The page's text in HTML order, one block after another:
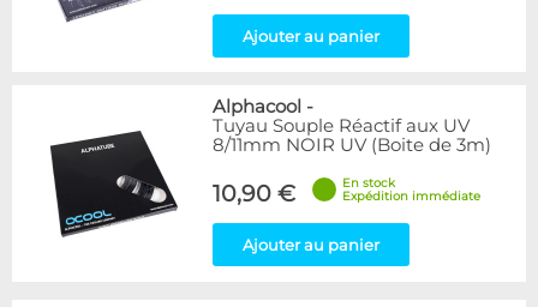
Ajouter au panier
Alphacool -
Tuyau Souple Réactif aux UV
8/11mm NOIR UV (Boite de 3m)
10,90 €
En stock
Expédition immédiate
Ajouter au panier